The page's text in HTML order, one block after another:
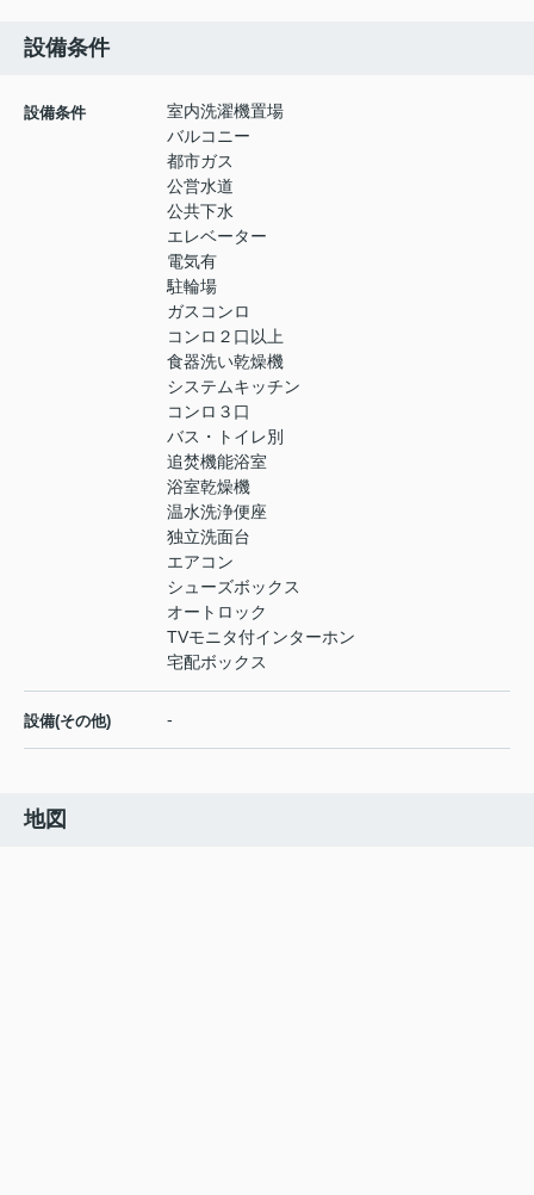
設備条件
設備条件
室内洗濯機置場
バルコニー
都市ガス
公営水道
公共下水
エレベーター
電気有
駐輪場
ガスコンロ
コンロ２口以上
食器洗い乾燥機
システムキッチン
コンロ３口
バス・トイレ別
追焚機能浴室
浴室乾燥機
温水洗浄便座
独立洗面台
エアコン
シューズボックス
オートロック
TVモニタ付インターホン
宅配ボックス
設備(その他) -
地図